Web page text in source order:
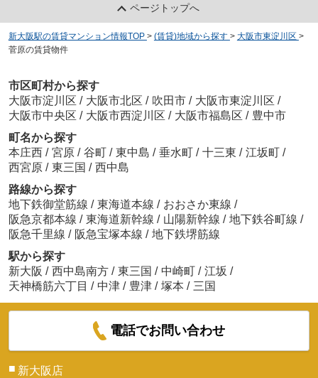
ページトップへ
新大阪駅の賃貸マンション情報TOP > (賃貸)地域から探す > 大阪市東淀川区 >
菅原の賃貸物件
市区町村から探す
大阪市淀川区 / 大阪市北区 / 吹田市 / 大阪市東淀川区 /
大阪市中央区 / 大阪市西淀川区 / 大阪市福島区 / 豊中市
町名から探す
本庄西 / 宮原 / 谷町 / 東中島 / 垂水町 / 十三東 / 江坂町 /
西宮原 / 東三国 / 西中島
路線から探す
地下鉄御堂筋線 / 東海道本線 / おおさか東線 /
阪急京都本線 / 東海道新幹線 / 山陽新幹線 / 地下鉄谷町線 /
阪急千里線 / 阪急宝塚本線 / 地下鉄堺筋線
駅から探す
新大阪 / 西中島南方 / 東三国 / 中崎町 / 江坂 /
天神橋筋六丁目 / 中津 / 豊津 / 塚本 / 三国
電話でお問い合わせ
■ 新大阪店